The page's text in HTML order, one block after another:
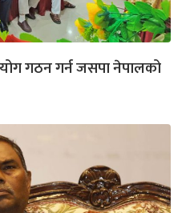
गठन गर्न जसपा नेपालको